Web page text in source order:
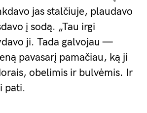
jas stalčiuje, plaudavo
į sodą. „Tau irgi
ji. Tada galvojau —
pavasarį pamačiau, ką ji
obelimis ir bulvėmis. Ir
pati.